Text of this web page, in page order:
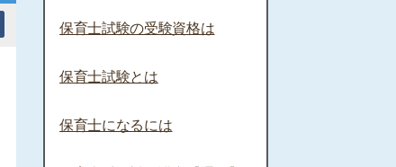
保育士試験の受験資格は
保育士試験とは
保育士になるには